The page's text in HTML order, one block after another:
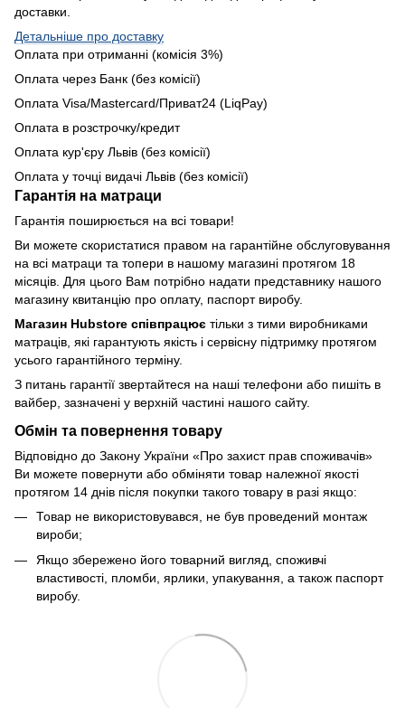
доставки.
Детальніше про доставку
Оплата при отриманні (комісія 3%)
Оплата через Банк (без комісії)
Оплата Visa/Mastercard/Приват24 (LiqPay)
Оплата в розстрочку/кредит
Оплата кур'єру Львів (без комісії)
Оплата у точці видачі Львів (без комісії)
Гарантія на матраци
Гарантія поширюється на всі товари!
Ви можете скористатися правом на гарантійне обслуговування
на всі матраци та топери в нашому магазині протягом 18
місяців. Для цього Вам потрібно надати представнику нашого
магазину квитанцію про оплату, паспорт виробу.
Магазин Hubstore співпрацює тільки з тими виробниками
матраців, які гарантують якість і сервісну підтримку протягом
усього гарантійного терміну.
З питань гарантії звертайтеся на наші телефони або пишіть в
вайбер, зазначені у верхній частині нашого сайту.
Обмін та повернення товару
Відповідно до Закону України «Про захист прав споживачів»
Ви можете повернути або обміняти товар належної якості
протягом 14 днів після покупки такого товару в разі якщо:
Товар не використовувався, не був проведений монтаж
вироби;
Якщо збережено його товарний вигляд, споживчі
властивості, пломби, ярлики, упакування, а також паспорт
виробу.